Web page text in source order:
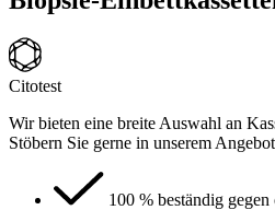
Citotest
Wir bieten eine breite Auswahl an
Stöbern Sie gerne in unserem
100 % beständig